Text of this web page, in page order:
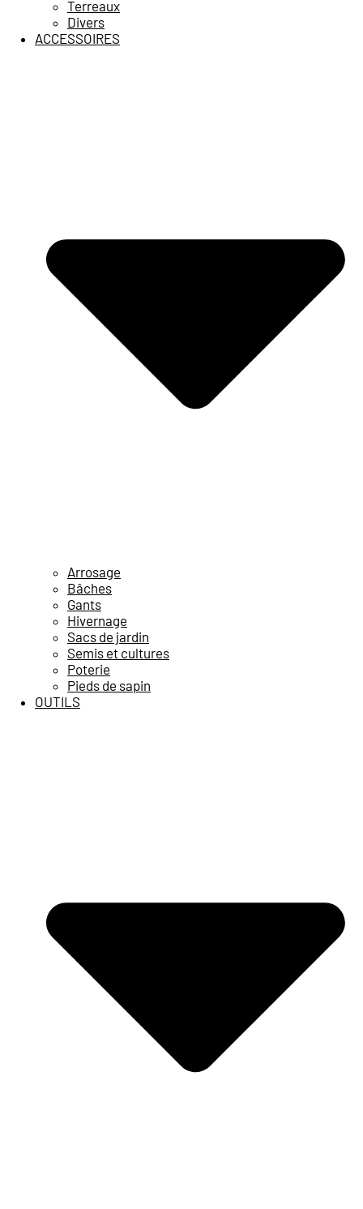
Terreaux
Divers
ACCESSOIRES
Arrosage
Bâches
Gants
Hivernage
Sacs de jardin
Semis et cultures
Poterie
Pieds de sapin
OUTILS